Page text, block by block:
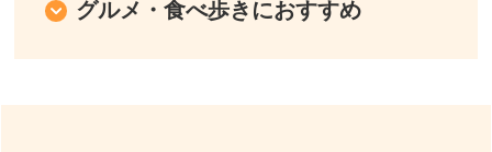
グルメ・食べ歩きにおすすめ